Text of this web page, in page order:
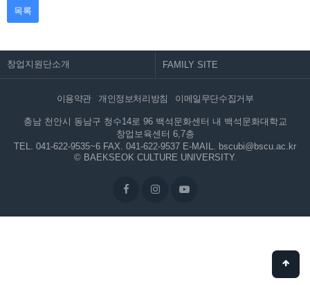
목록
창업지원단소개
이용약관 개인정보처리방침 이메일무단수집거부
충남 천안시 동남구 청수14로 96 백석문화센터 내 백석문화대학교
창업보육센터 6,7층
TEL. 041-622-9535~6 FAX. 041-622-9537 E-MAIL. bscubi@bscu.ac.kr
© BAEKSEOK CULTURE UNIVERSITY.